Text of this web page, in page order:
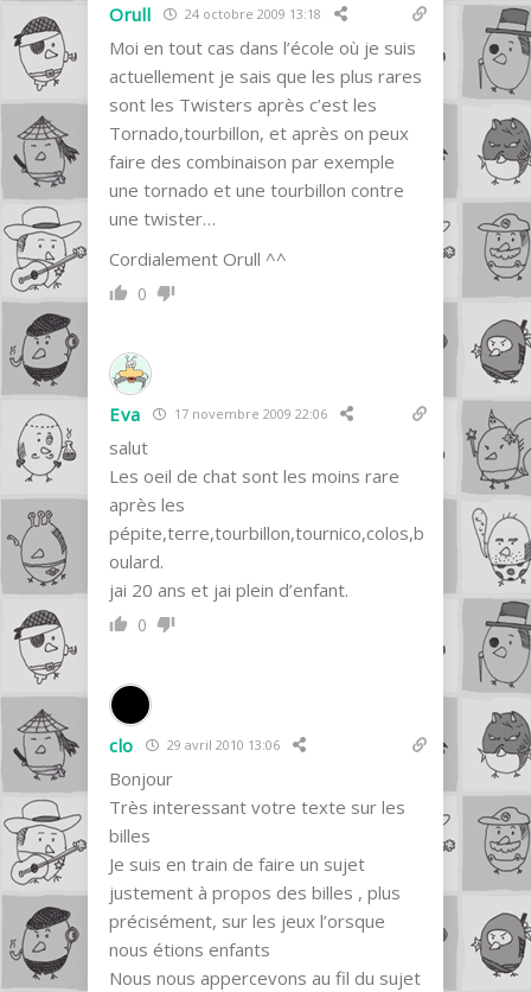
Orull 24 octobre 2009 13:18
Moi en tout cas dans l’école où je suis
actuellement je sais que les plus rares
sont les Twisters après c’est les
Tornado,tourbillon, et après on peux
faire des combinaison par exemple
une tornado et une tourbillon contre
une twister…
Cordialement Orull ^^
0
Eva 17 novembre 2009 22:06
salut
Les oeil de chat sont les moins rare
après les
pépite,terre,tourbillon,tournico,colos,b
oulard.
jai 20 ans et jai plein d’enfant.
0
clo 29 avril 2010 13:06
Bonjour
Très interessant votre texte sur les
billes
Je suis en train de faire un sujet
justement à propos des billes , plus
précisément, sur les jeux l’orsque
nous étions enfants
Nous nous appercevons au fil du sujet